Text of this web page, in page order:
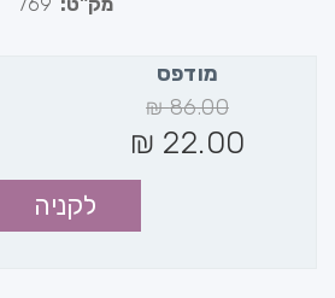
מודפס
86.00
₪
22.00
₪
לקניה